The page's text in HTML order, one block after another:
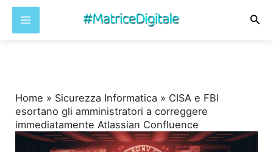
Home » Sicurezza Informatica » CISA e FBI
esortano gli amministratori a correggere
immediatamente Atlassian Confluence